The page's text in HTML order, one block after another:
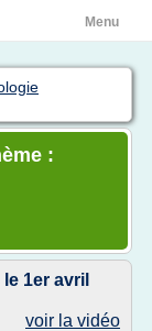
Menu
:
1er avril
voir la vidéo